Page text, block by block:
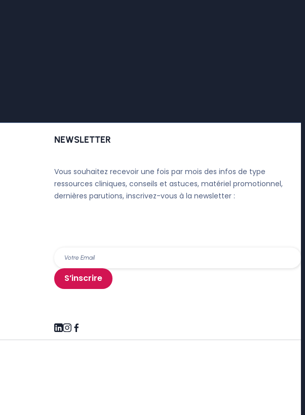
NEWSLETTER
Vous souhaitez recevoir une fois par mois des infos de type
ressources cliniques, conseils et astuces, matériel promotionnel,
dernières parutions, inscrivez-vous à la newsletter :
S’inscrire